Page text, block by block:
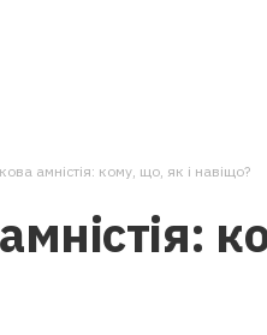
амністія: кому, що, як і навіщо?